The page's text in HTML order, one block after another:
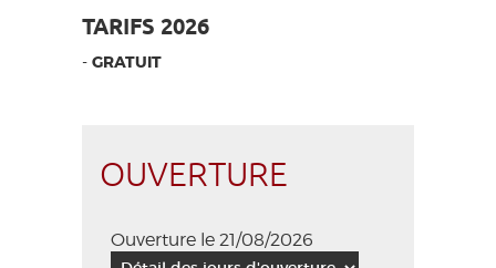
TARIFS 2026
- GRATUIT
OUVERTURE
Ouverture le 21/08/2026